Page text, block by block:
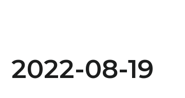
2022-08-19